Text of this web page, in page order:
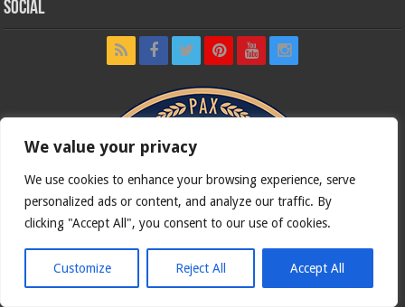
We value your privacy
We use cookies to enhance your browsing experience, serve
personalized ads or content, and analyze our traffic. By
clicking "Accept All", you consent to our use of cookies.
Customize Reject All Accept All
Social